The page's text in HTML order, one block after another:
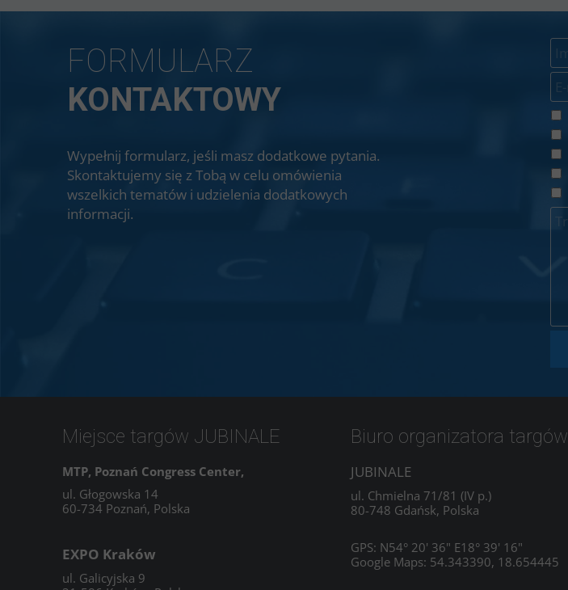
FORMULARZ
KONTAKTOWY
Wypełnij formularz, jeśli masz dodatkowe pytania.
Skontaktujemy się z Tobą w celu omówienia
wszelkich tematów i udzielenia dodatkowych
informacji.
Biuro organizatora targów
JUBINALE
ul. Chmielna 71/81 (IV p.)
80-748 Gdańsk, Polska
GPS: N54° 20' 36" E18° 39' 16"
Google Maps: 54.343390, 18.654445
Miejsce targów JUBINALE
MTP, Poznań Congress Center,
ul. Głogowska 14
60-734 Poznań, Polska
EXPO Kraków
ul. Galicyjska 9